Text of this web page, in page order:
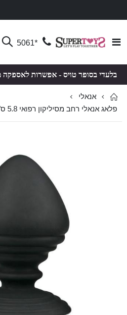
Toggle
*5061
בלעדי בסופר טויס - אפשרות
אנאלי
פלאג אנאלי רחב מסיליקון רפואי 5.8 ס"מ GARRICK